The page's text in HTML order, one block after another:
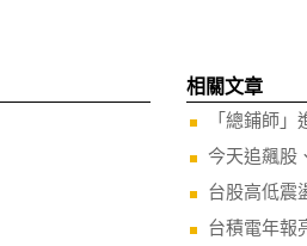
相關文章
「總鋪師
今天追飆股
台股高低震
台積電年報